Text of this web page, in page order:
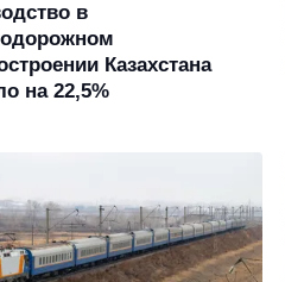
в
Казахстана
на 22,5%